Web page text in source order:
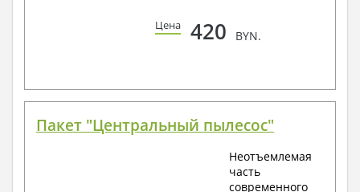
Цена 420 BYN.
Пакет "Центральный пылесос"
Неотъемлемая
часть
современного